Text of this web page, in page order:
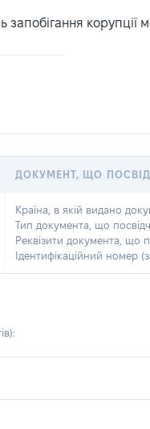
ДОКУМЕНТ, ЩО
Країна, в якій видано
Тип документа, що
Реквізити документа, що
Ідентифікаційний номер
: